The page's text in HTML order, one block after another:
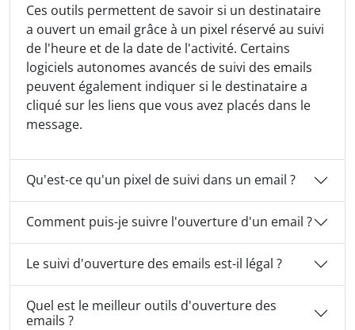
Ces outils permettent de savoir si un destinataire
a ouvert un email grâce à un pixel réservé au suivi
de l'heure et de la date de l'activité. Certains
logiciels autonomes avancés de suivi des emails
peuvent également indiquer si le destinataire a
cliqué sur les liens que vous avez placés dans le
message.
Qu'est-ce qu'un pixel de suivi dans un email ?
Comment puis-je suivre l'ouverture d'un email ?
Le suivi d'ouverture des emails est-il légal ?
Quel est le meilleur outils d'ouverture des
emails ?